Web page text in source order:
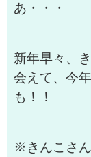
あ・・・
新年早々、
会えて、今
も！！
※きんこさ